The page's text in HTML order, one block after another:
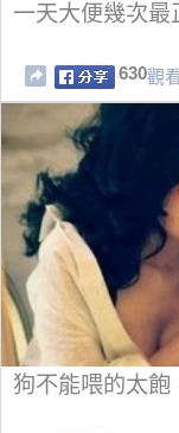
一天大便幾次最
630觀
狗不能喂的太飽